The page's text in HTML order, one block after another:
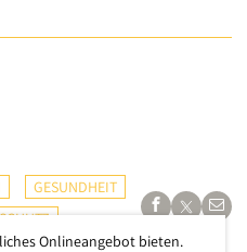
GESUNDHEIT
Onlineangebot bieten.